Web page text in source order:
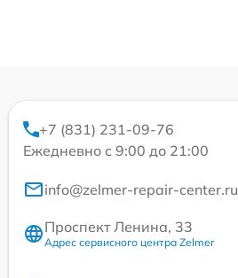
+7 (831) 231-09-76
Ежедневно с 9:00 до 21:00
info@zelmer-repair-center.ru
Проспект Ленина, 33
Адрес сервисного центра Zelmer